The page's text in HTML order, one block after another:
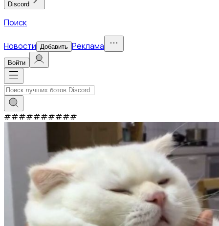
Discord
Поиск
Новости Добавить Реклама
Войти
##########